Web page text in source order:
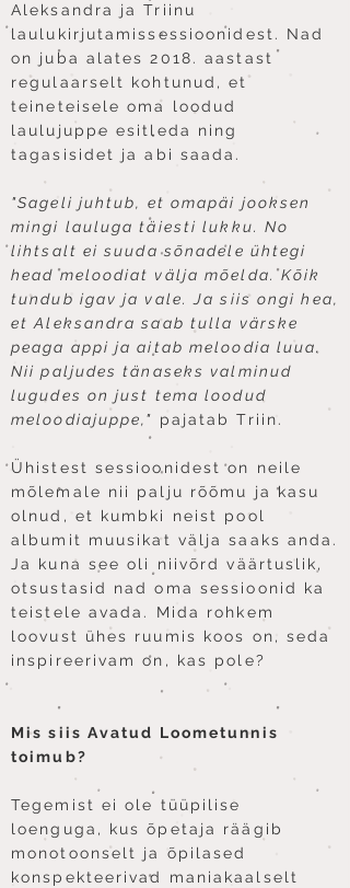
Aleksandra ja Triinu
laulukirjutamissessioonidest. Nad
on juba alates 2018. aastast
regulaarselt kohtunud, et
teineteisele oma loodud
laulujuppe esitleda ning
tagasisidet ja abi saada.
"Sageli juhtub, et omapäi jooksen
mingi lauluga täiesti lukku. No
lihtsalt ei suuda sõnadele ühtegi
head meloodiat välja mõelda. Kõik
tundub igav ja vale. Ja siis ongi hea,
et Aleksandra saab tulla värske
peaga appi ja aitab meloodia luua.
Nii paljudes tänaseks valminud
lugudes on just tema loodud
meloodiajuppe," pajatab Triin.
Ühistest sessioonidest on neile
mõlemale nii palju rõõmu ja kasu
olnud, et kumbki neist pool
albumit muusikat välja saaks anda.
Ja kuna see oli niivõrd väärtuslik,
otsustasid nad oma sessioonid ka
teistele avada. Mida rohkem
loovust ühes ruumis koos on, seda
inspireerivam on, kas pole?
Mis siis Avatud Loometunnis
toimub?
Tegemist ei ole tüüpilise
loenguga, kus õpetaja räägib
monotoonselt ja õpilased
konspekteerivad maniakaalselt